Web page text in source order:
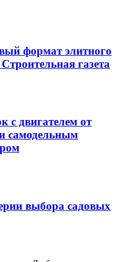
формат элитного
газета
с двигателем от
самодельным
выбора садовых